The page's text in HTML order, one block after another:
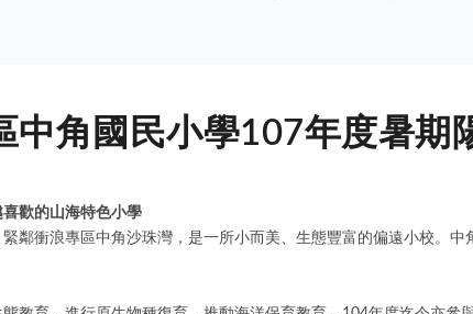
中角國民小學107年度暑期
歡的山海特色小學
鄰衝浪專區中角沙珠灣，是一所小而美、生態豐富的偏遠小校。